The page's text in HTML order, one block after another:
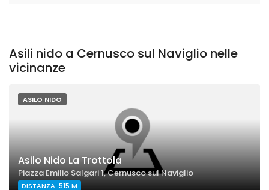
Asili nido a Cernusco sul Naviglio nelle
vicinanze
ASILO NIDO
Asilo Nido La Trottola
Piazza Emilio Salgari 1, Cernusco sul Naviglio
DISTANZA: 515 M